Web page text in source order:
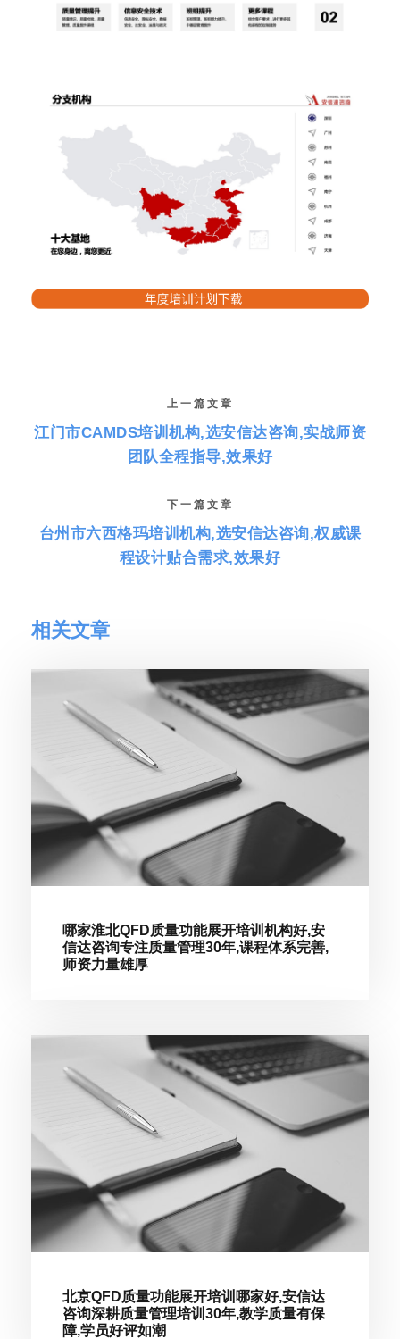
上一篇文章
江门市CAMDS培训机构,选安信达咨询,实战师资
团队全程指导,效果好
下一篇文章
台州市六西格玛培训机构,选安信达咨询,权威课
程设计贴合需求,效果好
相关文章
哪家淮北QFD质量功能展开培训机构好,安
信达咨询专注质量管理30年,课程体系完善,
师资力量雄厚
北京QFD质量功能展开培训哪家好,安信达
咨询深耕质量管理培训30年,教学质量有保
障,学员好评如潮